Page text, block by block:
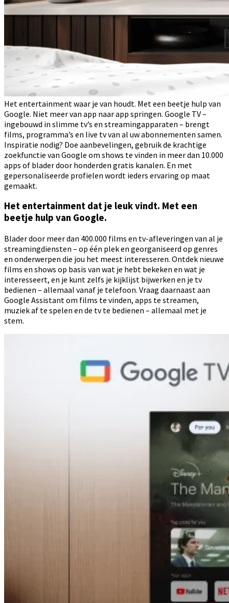
Het entertainment waar je van houdt. Met een beetje hulp van
Google. Niet meer van app naar app springen. Google TV –
ingebouwd in slimme tv’s en streamingapparaten – brengt
films, programma’s en live tv van al uw abonnementen samen.
Inspiratie nodig? Doe aanbevelingen, gebruik de krachtige
zoekfunctie van Google om shows te vinden in meer dan 10.000
apps of blader door honderden gratis kanalen. En met
gepersonaliseerde profielen wordt ieders ervaring op maat
gemaakt.
Het entertainment dat je leuk vindt. Met een
beetje hulp van Google.
Blader door meer dan 400.000 films en tv-afleveringen van al je
streamingdiensten – op één plek en georganiseerd op genres
en onderwerpen die jou het meest interesseren. Ontdek nieuwe
films en shows op basis van wat je hebt bekeken en wat je
interesseert, en je kunt zelfs je kijklijst bijwerken en je tv
bedienen – allemaal vanaf je telefoon. Vraag daarnaast aan
Google Assistant om films te vinden, apps te streamen,
muziek af te spelen en de tv te bedienen – allemaal met je
stem.